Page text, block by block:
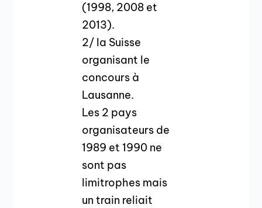
(1998, 2008 et
2013).
2/ la Suisse
organisant le
concours à
Lausanne.
Les 2 pays
organisateurs de
1989 et 1990 ne
sont pas
limitrophes mais
un train reliait